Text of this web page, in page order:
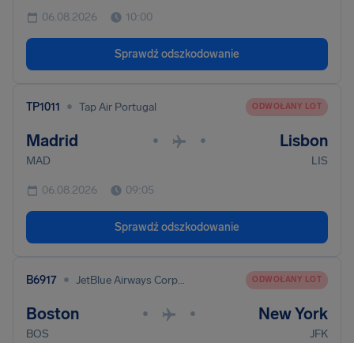
06.08.2026 10:00
Sprawdź odszkodowanie
TP1011 • Tap Air Portugal ODWOŁANY LOT
Madrid • • Lisbon
MAD LIS
06.08.2026 09:05
Sprawdź odszkodowanie
B6917 • JetBlue Airways Corporation ODWOŁANY LOT
Boston • • New York
BOS JFK